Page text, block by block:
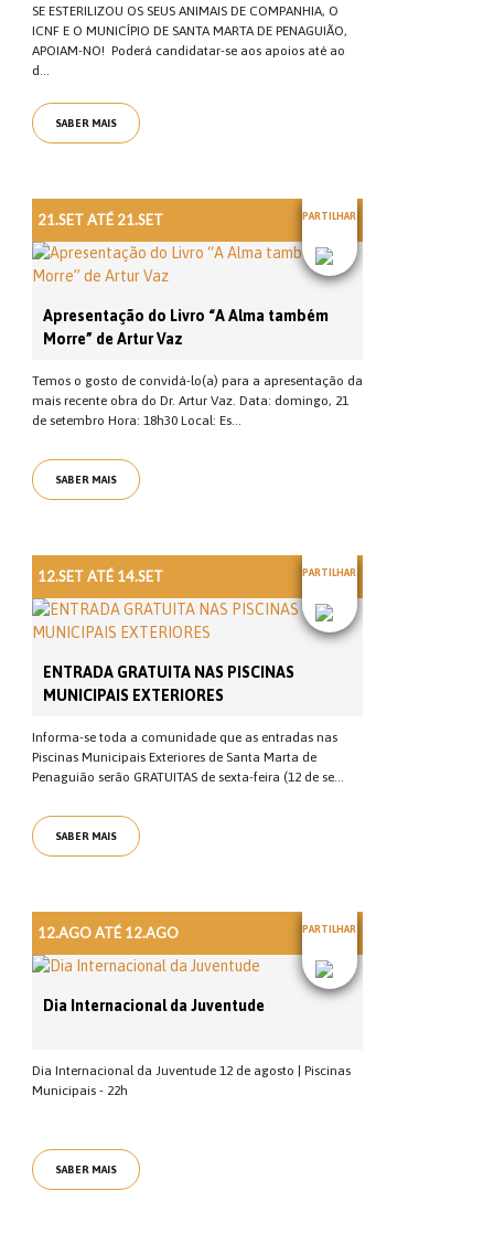
SE ESTERILIZOU OS SEUS ANIMAIS DE COMPANHIA, O
ICNF E O MUNICÍPIO DE SANTA MARTA DE PENAGUIÃO,
APOIAM-NO! Poderá candidatar-se aos apoios até ao
d...
SABER MAIS
21.SET ATÉ 21.SET PARTILHAR
Apresentação do Livro “A Alma também
Morre” de Artur Vaz
Temos o gosto de convidá-lo(a) para a apresentação da
mais recente obra do Dr. Artur Vaz. Data: domingo, 21
de setembro Hora: 18h30 Local: Es...
SABER MAIS
12.SET ATÉ 14.SET PARTILHAR
ENTRADA GRATUITA NAS PISCINAS
MUNICIPAIS EXTERIORES
Informa-se toda a comunidade que as entradas nas
Piscinas Municipais Exteriores de Santa Marta de
Penaguião serão GRATUITAS de sexta-feira (12 de se...
SABER MAIS
12.AGO ATÉ 12.AGO PARTILHAR
Dia Internacional da Juventude
Dia Internacional da Juventude 12 de agosto | Piscinas
Municipais - 22h
SABER MAIS